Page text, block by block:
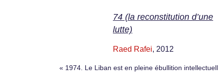
74 (la reconstitution d’une
lutte)
Raed Rafei, 2012
« 1974. Le Liban est en pleine ébullition